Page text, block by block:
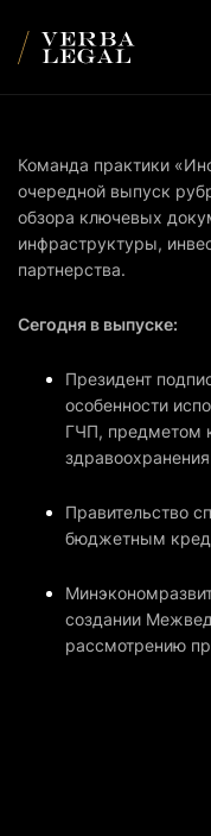
Команда практики
очередной выпуск
обзора ключевых
инфраструктуры,
партнерства.
Сегодня в выпуске:
Президент
особенности
ГЧП, предметом
здравоохранения
Правительство
бюджетным
создании
рассмотрению